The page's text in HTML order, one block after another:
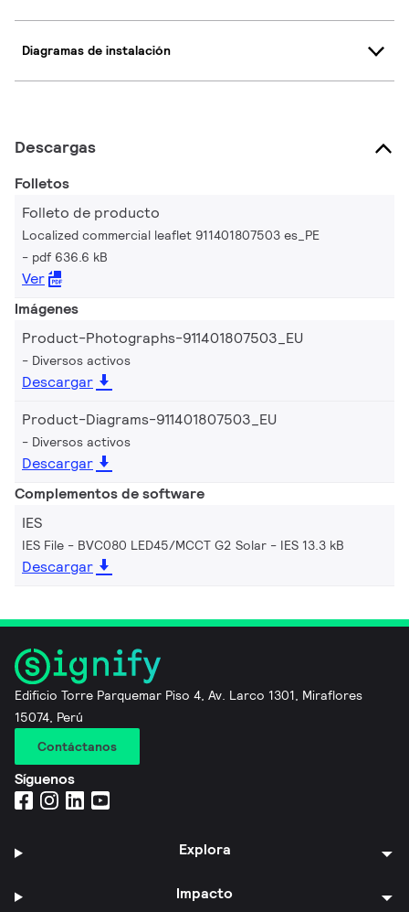
Diagramas de instalación
Descargas
Folletos
Folleto de producto
Localized commercial leaflet 911401807503 es_PE
pdf 636.6 kB
Ver
Imágenes
Product-Photographs-911401807503_EU
Diversos activos
Descargar
Product-Diagrams-911401807503_EU
Diversos activos
Descargar
Complementos de software
IES
IES File - BVC080 LED45/MCCT G2 Solar IES 13.3 kB
Descargar
Edificio Torre Parquemar Piso 4, Av. Larco 1301, Miraflores
15074, Perú
Contáctanos
Síguenos
Explora
Impacto